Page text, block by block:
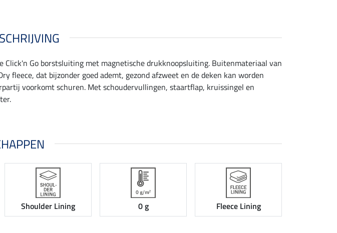
Go borstsluiting met magnetische drukknoopsluiting. Buitenmateriaal van
fleece, dat bijzonder goed ademt, gezond afzweet en de deken kan worden
voorkomt schuren. Met schoudervullingen, staartflap, kruissingel en
Shoulder Lining 0 g Fleece Lining